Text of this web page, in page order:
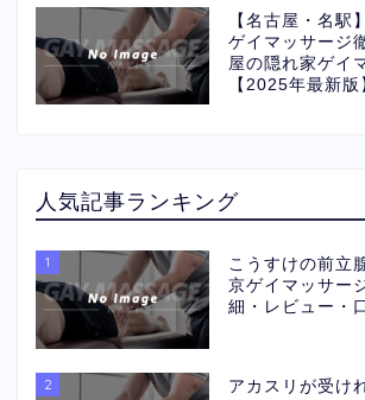
【名古屋・名駅
ゲイマッサージ
屋の隠れ家ゲイ
【2025年最新版
人気記事ランキング
1
こうすけの前立
京ゲイマッサー
細・レビュー・
2
アカスリが受け